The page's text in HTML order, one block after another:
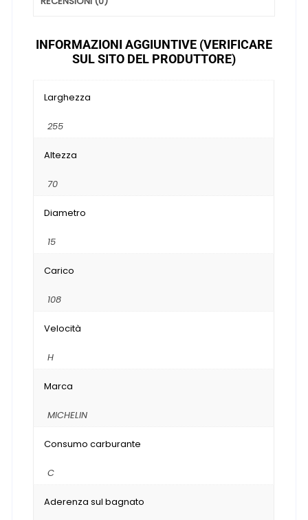
INFORMAZIONI AGGIUNTIVE (VERIFICARE
SUL SITO DEL PRODUTTORE)
Larghezza
255
Altezza
70
Diametro
15
Carico
108
Velocità
H
Marca
MICHELIN
Consumo carburante
C
Aderenza sul bagnato